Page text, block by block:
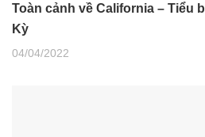
Toàn cảnh về California – Tiểu
Kỳ
04/04/2022